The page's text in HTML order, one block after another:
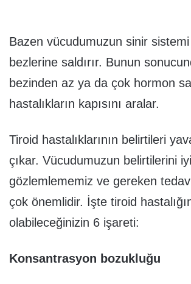
Bazen vücudumuzun sinir sistemi
bezlerine saldırır. Bunun
bezinden az ya da çok hormon
hastalıkların kapısını aralar.
Tiroid hastalıklarının belirtileri
çıkar. Vücudumuzun belirtilerini iyi
gözlemlememiz ve gereken
çok önemlidir. İşte tiroid
olabileceğinizin 6 işareti:
Konsantrasyon bozukluğu